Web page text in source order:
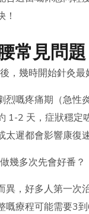
！
常見問
，幾時開始針灸最
烈嘅疼痛期（急性
1-2 天，症狀穩定
太遲都會影響康復速
幾多次先會好番？
異，好多人第一次
嘅療程可能需要3